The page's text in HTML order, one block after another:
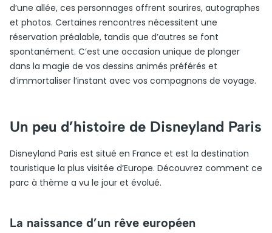
d’une allée, ces personnages offrent sourires, autographes
et photos. Certaines rencontres nécessitent une
réservation préalable, tandis que d’autres se font
spontanément. C’est une occasion unique de plonger
dans la magie de vos dessins animés préférés et
d’immortaliser l’instant avec vos compagnons de voyage.
Un peu d’histoire de Disneyland Paris
Disneyland Paris est situé en France et est la destination
touristique la plus visitée d’Europe. Découvrez comment ce
parc à thème a vu le jour et évolué.
La naissance d’un rêve européen